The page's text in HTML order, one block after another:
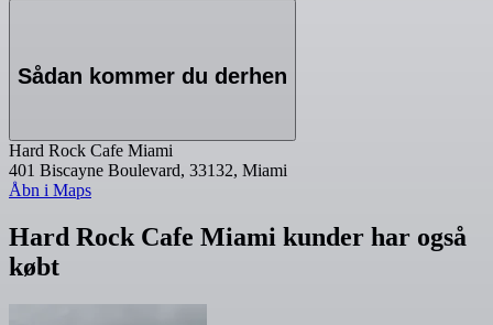
Sådan kommer du derhen
Hard Rock Cafe Miami
401 Biscayne Boulevard, 33132, Miami
Åbn i Maps
Hard Rock Cafe Miami kunder har også
købt